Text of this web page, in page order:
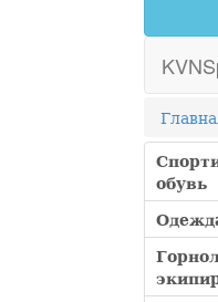
обувь